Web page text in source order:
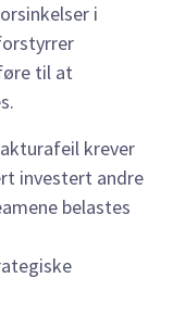
i
til at
krever
investert andre
belastes